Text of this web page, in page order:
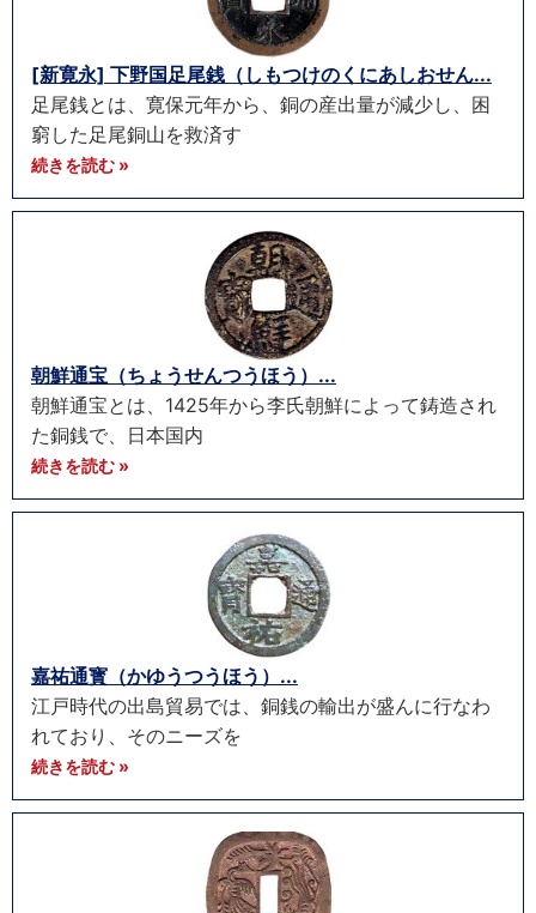
[新寛永] 下野国足尾銭（しもつけのくにあしおせん...
足尾銭とは、寛保元年から、銅の産出量が減少し、困
窮した足尾銅山を救済す
続きを読む »
朝鮮通宝（ちょうせんつうほう）...
朝鮮通宝とは、1425年から李氏朝鮮によって鋳造され
た銅銭で、日本国内
続きを読む »
嘉祐通寳（かゆうつうほう）...
江戸時代の出島貿易では、銅銭の輸出が盛んに行なわ
れており、そのニーズを
続きを読む »